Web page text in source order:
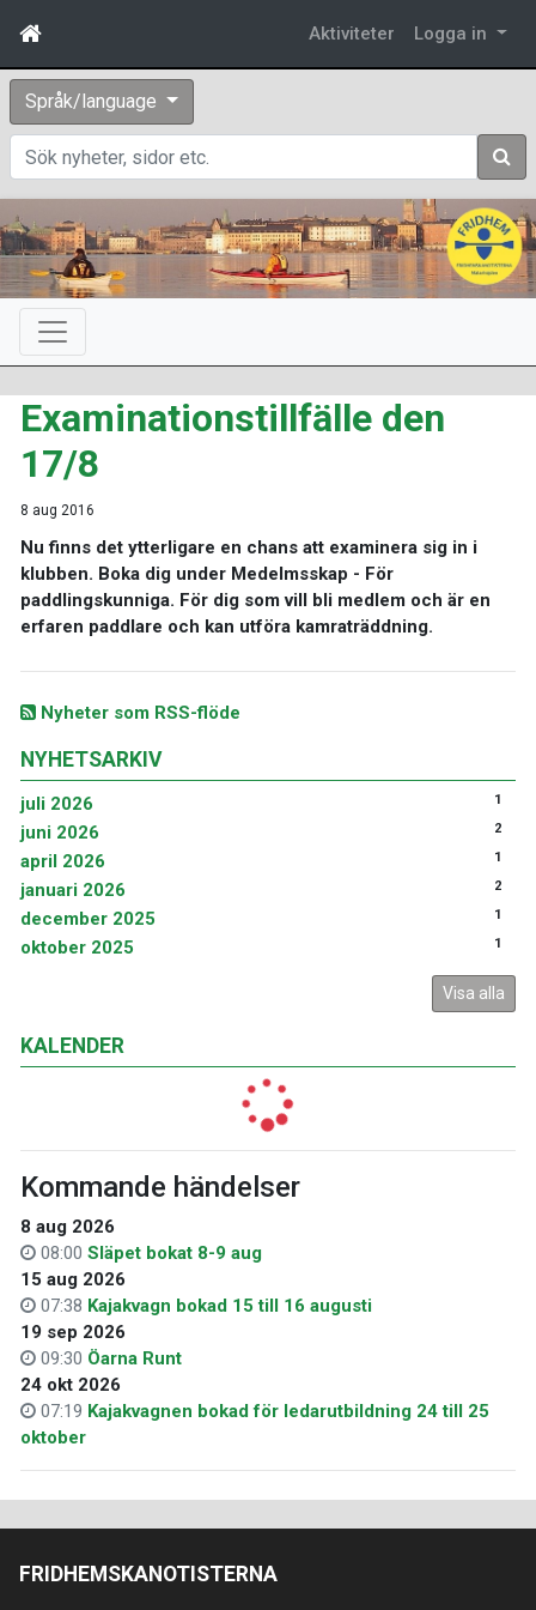
Aktiviteter Logga in
Språk/language
Sök
Nyheter som RSS-flöde
NYHETSARKIV
juli 2026 1
juni 2026 2
april 2026 1
januari 2026 2
december 2025 1
oktober 2025 1
Visa alla
KALENDER
Kommande händelser
8 aug 2026
08:00 Släpet bokat 8-9 aug
15 aug 2026
07:38 Kajakvagn bokad 15 till 16 augusti
19 sep 2026
09:30 Öarna Runt
24 okt 2026
07:19 Kajakvagnen bokad för ledarutbildning 24 till 25
oktober
Examinationstillfälle den
17/8
8 aug 2016
Nu finns det ytterligare en chans att examinera sig in i
klubben. Boka dig under Medelmsskap - För
paddlingskunniga. För dig som vill bli medlem och är en
erfaren paddlare och kan utföra kamraträddning.
FRIDHEMSKANOTISTERNA